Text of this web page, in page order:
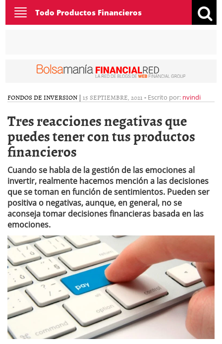
Toggle
navigation
Todo Productos Financieros
FONDOS DE INVERSION | 15 SEPTIEMBRE, 2021 - Escrito por: nvindi
Tres reacciones negativas que
puedes tener con tus productos
financieros
Cuando se habla de la gestión de las emociones al
invertir, realmente hacemos mención a las decisiones
que se toman en función de sentimientos. Pueden ser
positiva o negativas, aunque, en general, no se
aconseja tomar decisiones financieras basada en las
emociones.